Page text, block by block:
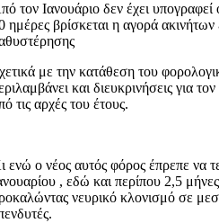
τον Ιανουάριο δεν έχει
ημέρες βρίσκεται η αγορά ακινήτων
με την κατάθεση του
και διευκρινήσεις για
τις αρχές του έτους.
ενώ ο νέος αυτός φόρος έπρεπε να
, εδώ και περίπου 2,5
νευρικό κλονισμό σε